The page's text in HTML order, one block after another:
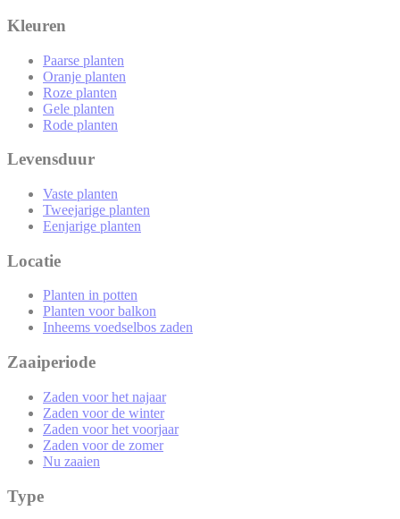
Kleuren
Paarse planten
Oranje planten
Roze planten
Gele planten
Rode planten
Levensduur
Vaste planten
Tweejarige planten
Eenjarige planten
Locatie
Planten in potten
Planten voor balkon
Inheems voedselbos zaden
Zaaiperiode
Zaden voor het najaar
Zaden voor de winter
Zaden voor het voorjaar
Zaden voor de zomer
Nu zaaien
Type